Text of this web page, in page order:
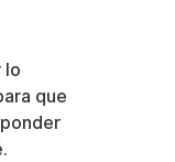
lo
que